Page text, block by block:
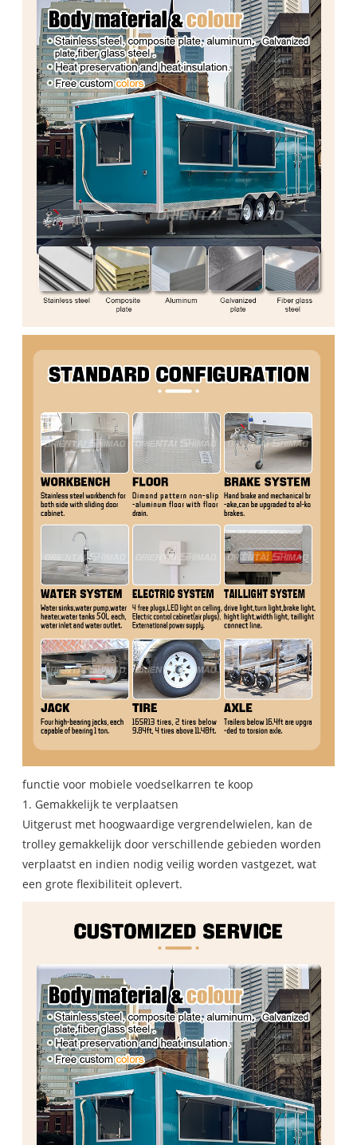
functie voor mobiele voedselkarren te koop
1. Gemakkelijk te verplaatsen
Uitgerust met hoogwaardige vergrendelwielen, kan de
trolley gemakkelijk door verschillende gebieden worden
verplaatst en indien nodig veilig worden vastgezet, wat
een grote flexibiliteit oplevert.